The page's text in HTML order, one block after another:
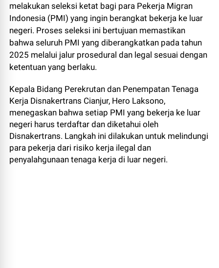
melakukan seleksi ketat bagi para Pekerja Migran
Indonesia (PMI) yang ingin berangkat bekerja ke luar
negeri. Proses seleksi ini bertujuan memastikan
bahwa seluruh PMI yang diberangkatkan pada tahun
2025 melalui jalur prosedural dan legal sesuai dengan
ketentuan yang berlaku.
Kepala Bidang Perekrutan dan Penempatan Tenaga
Kerja Disnakertrans Cianjur, Hero Laksono,
menegaskan bahwa setiap PMI yang bekerja ke luar
negeri harus terdaftar dan diketahui oleh
Disnakertrans. Langkah ini dilakukan untuk melindungi
para pekerja dari risiko kerja ilegal dan
penyalahgunaan tenaga kerja di luar negeri.